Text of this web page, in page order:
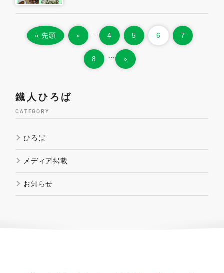
« 先頭 « ... 4 5 6 7
8 ... »
鐵人ひろば
CATEGORY
ひろば
メディア掲載
お知らせ